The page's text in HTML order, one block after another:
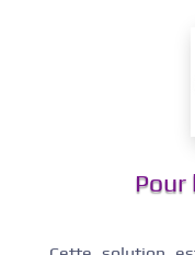
Pour